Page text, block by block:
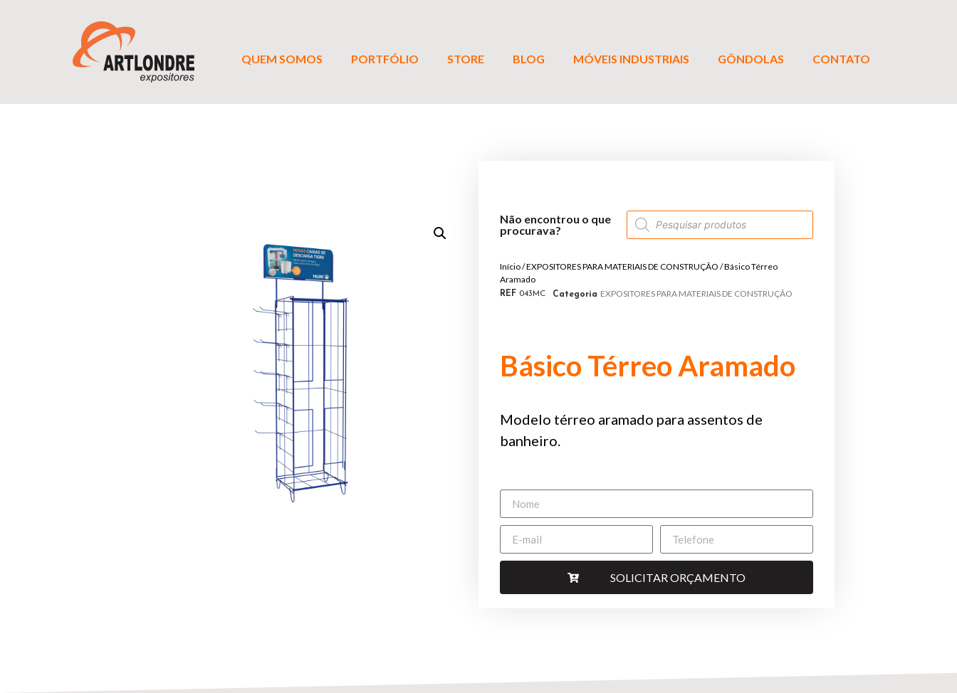
QUEM SOMOS PORTFÓLIO STORE BLOG MÓVEIS INDUSTRIAIS GÔNDOLAS CONTATO
Não encontrou o que
procurava?
Início/EXPOSITORES PARA MATERIAIS DE CONSTRUÇÃO / Básico Térreo
Aramado
REF 043MC Categoria EXPOSITORES PARA MATERIAIS DE CONSTRUÇÃO
Básico Térreo Aramado
Modelo térreo aramado para assentos de
banheiro.
SOLICITAR ORÇAMENTO